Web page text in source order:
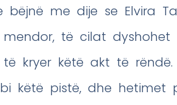
bëjnë me dije se Elvira
të cilat
kryer këtë akt të rëndë.
këtë pistë, dhe hetimet